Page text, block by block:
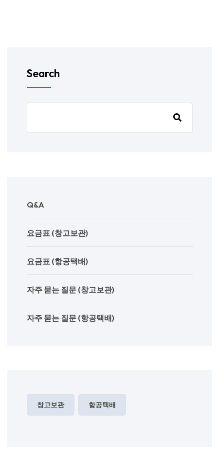
Search
Q&A
요금표 (창고보관)
요금표 (항공택배)
자주 묻는 질문 (창고보관)
자주 묻는 질문 (항공택배)
창고보관 항공택배